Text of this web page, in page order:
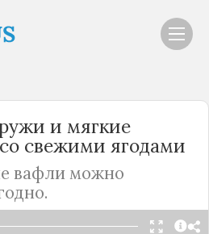
и мягкие
свежими ягодами
вафли можно